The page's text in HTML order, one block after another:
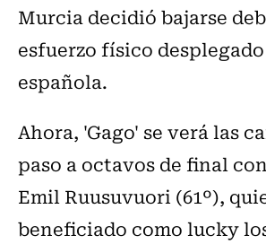
Murcia decidió bajarse
esfuerzo físico
española.
Ahora, 'Gago' se verá las
paso a octavos de final
Emil Ruusuvuori (61º),
beneficiado como lucky